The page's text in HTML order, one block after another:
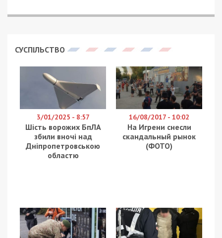
необычный «электронный дневник», чтобы
Facebook-сообществе «Образование Днепра –
обсуждение».
Разрешите вам представить скромную мини-
разработку своего сына, ученика девятого класса 137
школы, и поделиться ней с вами и вашими детьми. Она
полностью соответствует лозунгу «Страна в
смартфоне». Возможно, она вам и вашим детям
понравится. Мы будем рады, если вы оцените и будете
пользоваться . Просим прощения за возможные
недоработки, нюансы, – написала Мисюта.